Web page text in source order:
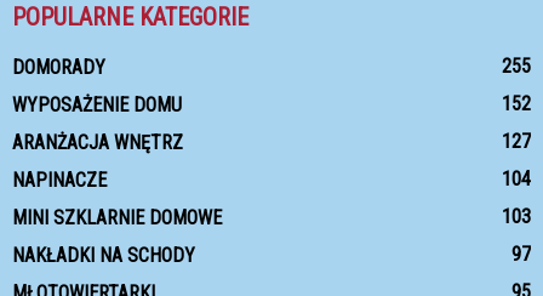
POPULARNE KATEGORIE
DOMORADY
255
WYPOSAŻENIE DOMU
152
ARANŻACJA WNĘTRZ
127
NAPINACZE
104
MINI SZKLARNIE DOMOWE
103
NAKŁADKI NA SCHODY
97
95